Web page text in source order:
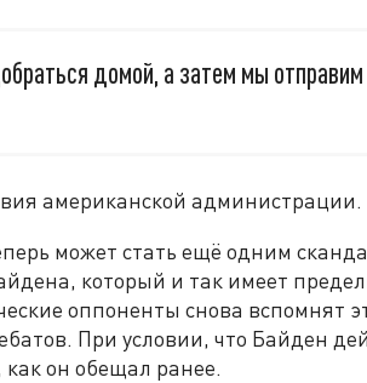
домой, а затем мы
американской администрации.
может стать ещё одним
который и так имеет
оппоненты снова вспомнят
При условии, что Байден
как он обещал ранее.